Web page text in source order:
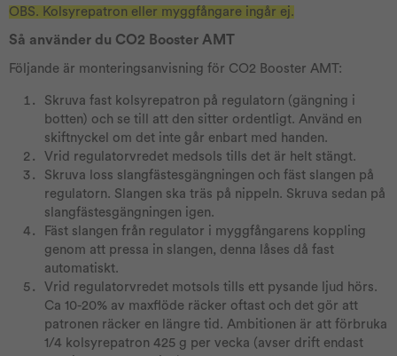
OBS. Kolsyrepatron eller myggfångare ingår ej.
Så använder du CO2 Booster AMT
Följande är monteringsanvisning för CO2 Booster AMT:
Skruva fast kolsyrepatron på regulatorn (gängning i
botten) och se till att den sitter ordentligt. Använd en
skiftnyckel om det inte går enbart med handen.
Vrid regulatorvredet medsols tills det är helt stängt.
Skruva loss slangfästesgängningen och fäst slangen på
regulatorn. Slangen ska träs på nippeln. Skruva sedan på
slangfästesgängningen igen.
Fäst slangen från regulator i myggfångarens koppling
genom att pressa in slangen, denna låses då fast
automatiskt.
Vrid regulatorvredet motsols tills ett pysande ljud hörs.
Ca 10-20% av maxflöde räcker oftast och det gör att
patronen räcker en längre tid. Ambitionen är att förbruka
1/4 kolsyrepatron 425 g per vecka (avser drift endast